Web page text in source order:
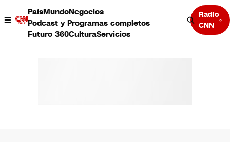
PaísMundoNegocios
Podcast y Programas completos
Futuro 360CulturaServicios
Radio
CNN